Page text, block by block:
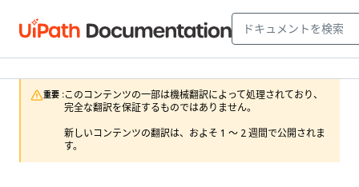
重要 :このコンテンツの一部は機械翻訳によって処理されており、
完全な翻訳を保証するものではありません。
新しいコンテンツの翻訳は、およそ 1 ～ 2 週間で公開されま
す。